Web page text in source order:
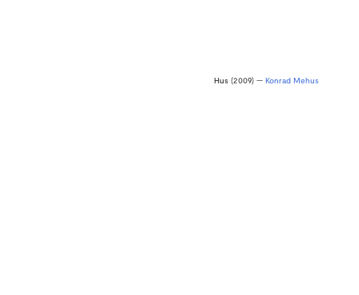
Hus (2009) — Konrad Mehus